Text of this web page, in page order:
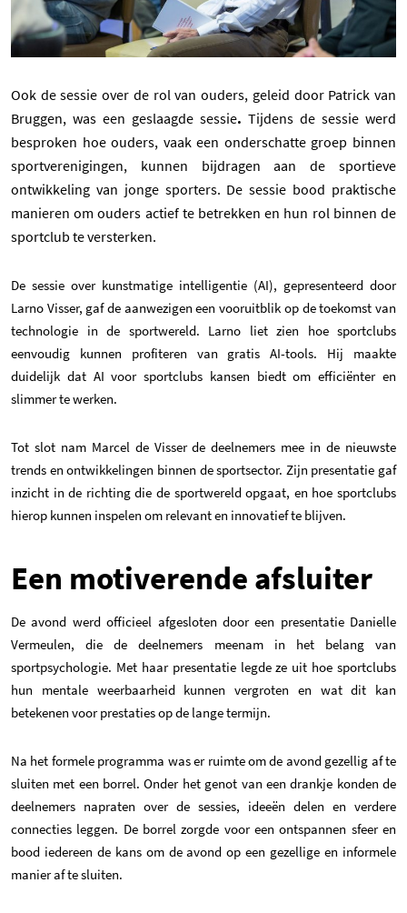
Ook de sessie over de rol van ouders, geleid door Patrick van
Bruggen, was een geslaagde sessie. Tijdens de sessie werd
besproken hoe ouders, vaak een onderschatte groep binnen
sportverenigingen, kunnen bijdragen aan de sportieve
ontwikkeling van jonge sporters. De sessie bood praktische
manieren om ouders actief te betrekken en hun rol binnen de
sportclub te versterken.
De sessie over kunstmatige intelligentie (AI), gepresenteerd door
Larno Visser, gaf de aanwezigen een vooruitblik op de toekomst van
technologie in de sportwereld. Larno liet zien hoe sportclubs
eenvoudig kunnen profiteren van gratis AI-tools. Hij maakte
duidelijk dat AI voor sportclubs kansen biedt om efficiënter en
slimmer te werken.
Tot slot nam Marcel de Visser de deelnemers mee in de nieuwste
trends en ontwikkelingen binnen de sportsector. Zijn presentatie gaf
inzicht in de richting die de sportwereld opgaat, en hoe sportclubs
hierop kunnen inspelen om relevant en innovatief te blijven.
Een motiverende afsluiter
De avond werd officieel afgesloten door een presentatie Danielle
Vermeulen, die de deelnemers meenam in het belang van
sportpsychologie. Met haar presentatie legde ze uit hoe sportclubs
hun mentale weerbaarheid kunnen vergroten en wat dit kan
betekenen voor prestaties op de lange termijn.
Na het formele programma was er ruimte om de avond gezellig af te
sluiten met een borrel. Onder het genot van een drankje konden de
deelnemers napraten over de sessies, ideeën delen en verdere
connecties leggen. De borrel zorgde voor een ontspannen sfeer en
bood iedereen de kans om de avond op een gezellige en informele
manier af te sluiten.